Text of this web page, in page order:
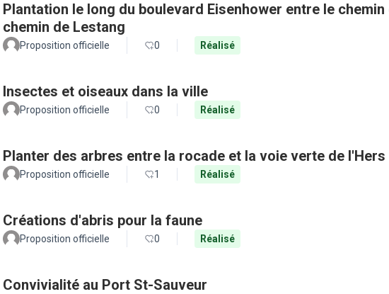
Plantation le long du boulevard Eisenhower entre le
chemin de Lestang
Proposition officielle 0 Réalisé
Insectes et oiseaux dans la ville
Proposition officielle 0 Réalisé
Planter des arbres entre la rocade et la voie verte de l'Hers
Proposition officielle 1 Réalisé
Créations d'abris pour la faune
Proposition officielle 0 Réalisé
Convivialité au Port St-Sauveur